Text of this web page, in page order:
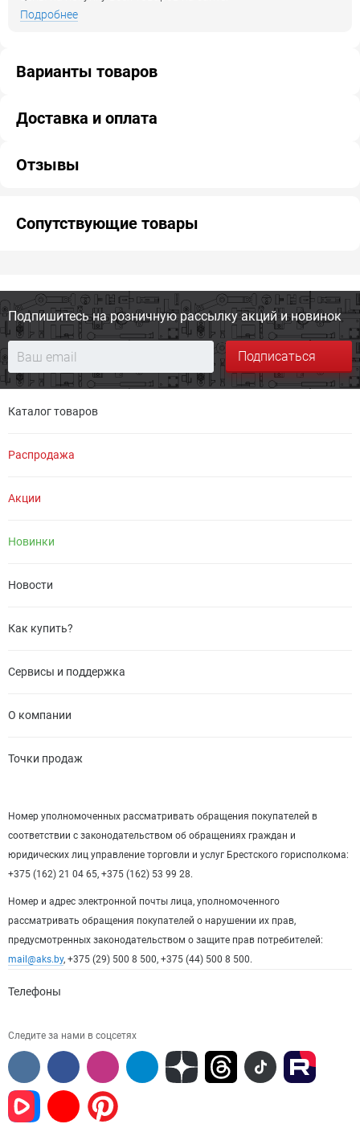
Подробнее
Варианты товаров
Доставка и оплата
Отзывы
Сопутствующие товары
Подпишитесь на розничную рассылку акций и новинок
Подписаться
Каталог товаров
Распродажа
Акции
Новинки
Новости
Как купить?
Сервисы и поддержка
О компании
Точки продаж
Номер уполномоченных рассматривать обращения покупателей в
соответствии с законодательством об обращениях граждан и
юридических лиц управление торговли и услуг Брестского горисполкома:
+375 (162) 21 04 65, +375 (162) 53 99 28.
Номер и адрес электронной почты лица, уполномоченного
рассматривать обращения покупателей о нарушении их прав,
предусмотренных законодательством о защите прав потребителей:
mail@aks.by, +375 (29) 500 8 500, +375 (44) 500 8 500.
Телефоны
Следите за нами в соцсетях